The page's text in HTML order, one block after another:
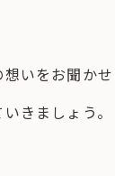
いをお聞かせ
きましょう。